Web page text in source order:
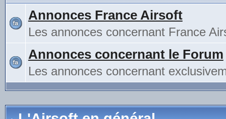
Annonces France Airsoft
Les annonces concernant France
Annonces concernant le Forum
Les annonces concernant